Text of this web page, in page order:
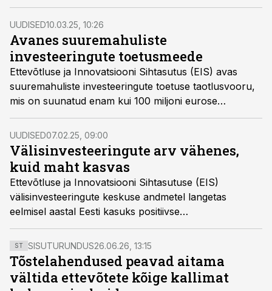
peame kindlasti parandama oma erinevate menetluste
kiirust, et tööstusettevõtted saaksid kiiremini oma
tehased püsti, ütles EISi välisinvesteeringute keskuse
juht Joonas Vänto.
UUDISED10.03.25, 10:26
Avanes suuremahuliste
investeeringute toetusmeede
Ettevõtluse ja Innovatsiooni Sihtasutus (EIS) avas
suuremahuliste investeeringute toetuse taotlusvooru,
mis on suunatud enam kui 100 miljoni eurose
investeeringumahuga projektide hoogustamisele.
UUDISED07.02.25, 09:00
Välisinvesteeringute arv vähenes,
kuid maht kasvas
Ettevõtluse ja Innovatsiooni Sihtasutuse (EIS)
välisinvesteeringute keskuse andmetel langetas
eelmisel aastal Eesti kasuks positiivse
investeerimisotsuse 21 välisinvestorit. Eestisse tuuakse
254 miljoni euro väärtuses investeeringuid ning nende
tulemusena luuakse üle 600 kõrgepalgalise töökoha.
ST SISUTURUNDUS26.06.26, 13:15
Tõstelahendused peavad aitama
vältida ettevõtete kõige kallimat